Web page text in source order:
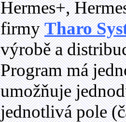
Hermes+,
firmyTharo
výrobě a
Program má
umožňuje
jednotlivá pole